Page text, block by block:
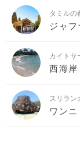
タミル
ジャ
カイトサ
西海岸
スリラ
ワンニ